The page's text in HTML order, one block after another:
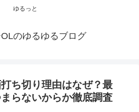
ゆるっと
のゆるゆるブログ
ち切り理由はなぜ？最
らないからか徹底調査